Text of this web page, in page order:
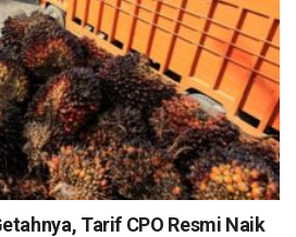
Tarif CPO Resmi Naik